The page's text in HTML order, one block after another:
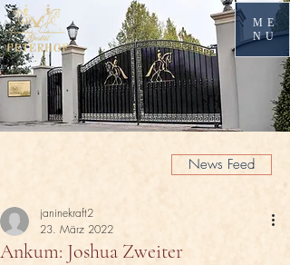
ME
NU
News Feed
Ankum: Joshua Zweiter
janinekraft2
23. März 2022